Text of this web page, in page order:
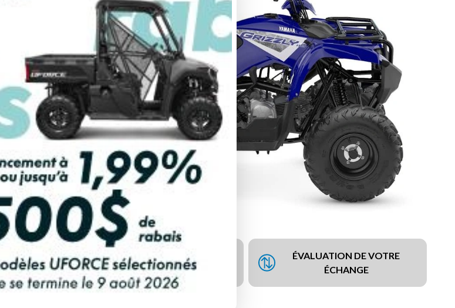
DEMANDE DE FINANCEMENT
ÉVALUATION DE VOTRE
ÉCHANGE